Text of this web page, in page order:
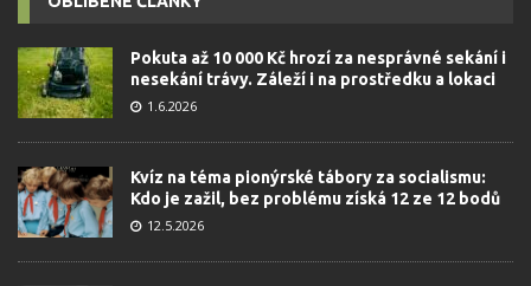
Pokuta až 10 000 Kč hrozí za nesprávné sekání i
nesekání trávy. Záleží i na prostředku a lokaci
1.6.2026
Kvíz na téma pionýrské tábory za socialismu:
Kdo je zažil, bez problému získá 12 ze 12 bodů
12.5.2026